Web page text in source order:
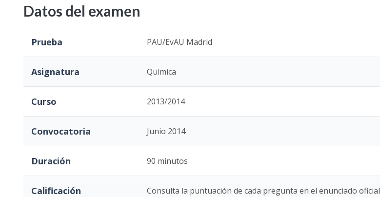
Datos del examen
Prueba PAU/EvAU Madrid
Asignatura Química
Curso 2013/2014
Convocatoria Junio 2014
Duración 90 minutos
Calificación Consulta la puntuación de cada pregunta en el enunciado oficial